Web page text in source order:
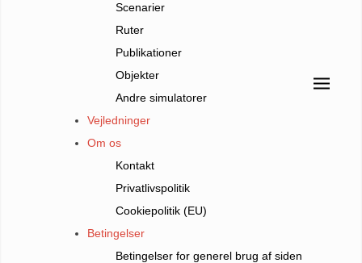
Scenarier
Ruter
Publikationer
Objekter
Andre simulatorer
Vejledninger
Om os
Kontakt
Privatlivspolitik
Cookiepolitik (EU)
Betingelser
Betingelser for generel brug af siden